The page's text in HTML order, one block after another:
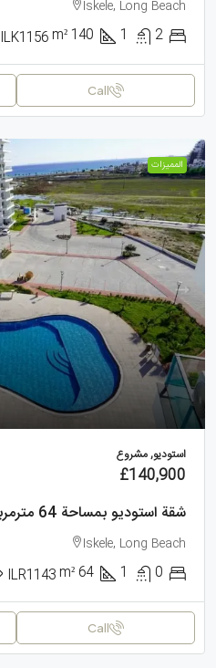
Iskele, Long Beach
2
1
140
m²
ILK1156
Call
الممیزات
استوديو, مشروع
£140,900
شقة استوديو بمساحة 64 مترمربع في لونج بيتش
Iskele, Long Beach
0
1
64
m²
ILR1143
Call